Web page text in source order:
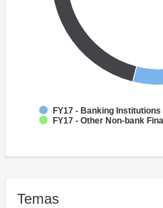
FY17 - Banking Institutions
FY17 - Other Non-bank
Temas